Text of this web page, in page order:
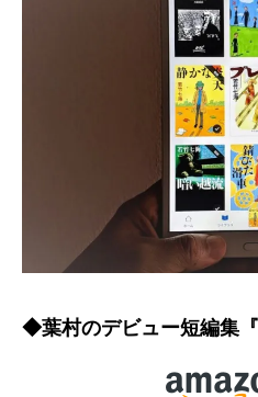
◆葉村のデビュー短編集『